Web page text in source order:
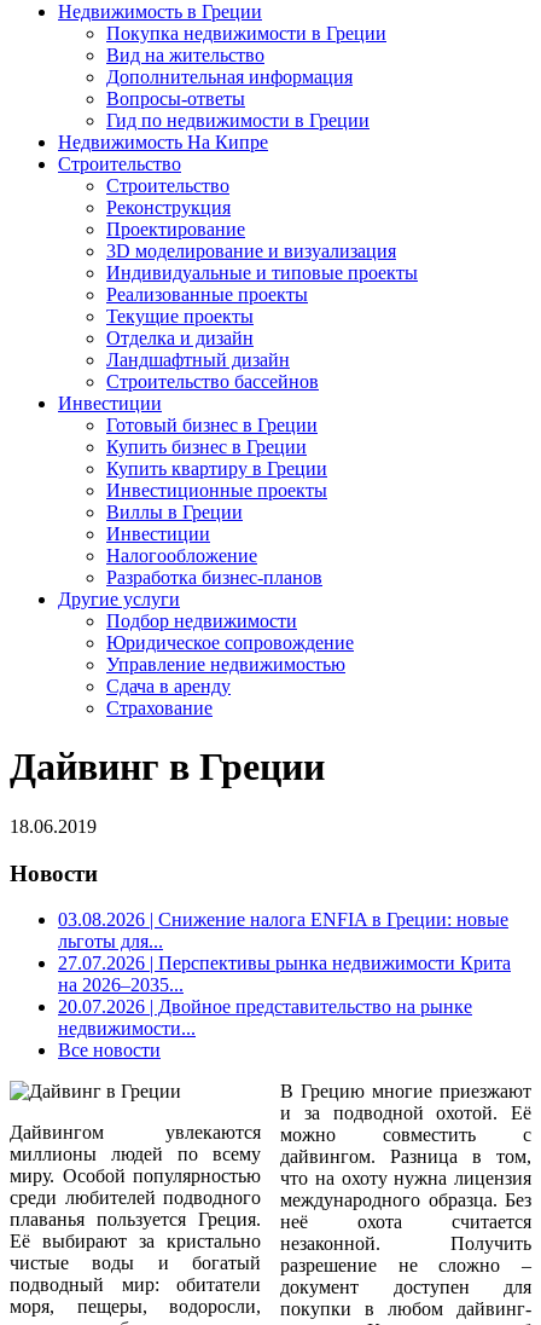
Недвижимость в Греции
Покупка недвижимости в Греции
Вид на жительство
Дополнительная информация
Вопросы-ответы
Гид по недвижимости в Греции
Недвижимость На Кипре
Строительство
Строительство
Реконструкция
Проектирование
3D моделирование и визуализация
Индивидуальные и типовые проекты
Реализованные проекты
Текущие проекты
Отделка и дизайн
Ландшафтный дизайн
Строительство бассейнов
Инвестиции
Готовый бизнес в Греции
Купить бизнес в Греции
Купить квартиру в Греции
Инвестиционные проекты
Виллы в Греции
Инвестиции
Налогообложение
Разработка бизнес-планов
Другие услуги
Подбор недвижимости
Юридическое сопровождение
Управление недвижимостью
Сдача в аренду
Страхование
Дайвинг в Греции
18.06.2019
Новости
03.08.2026 | Снижение налога ENFIA в Греции: новые
льготы для...
27.07.2026 | Перспективы рынка недвижимости Крита
на 2026–2035...
20.07.2026 | Двойное представительство на рынке
недвижимости...
Все новости
Дайвингом увлекаются
миллионы людей по всему
миру. Особой популярностью
среди любителей подводного
плаванья пользуется Греция.
Её выбирают за кристально
чистые воды и богатый
подводный мир: обитатели
моря, пещеры, водоросли,
В Грецию многие приезжают
и за подводной охотой. Её
можно совместить с
дайвингом. Разница в том,
что на охоту нужна лицензия
международного образца. Без
неё охота считается
незаконной. Получить
разрешение не сложно –
документ доступен для
покупки в любом дайвинг-